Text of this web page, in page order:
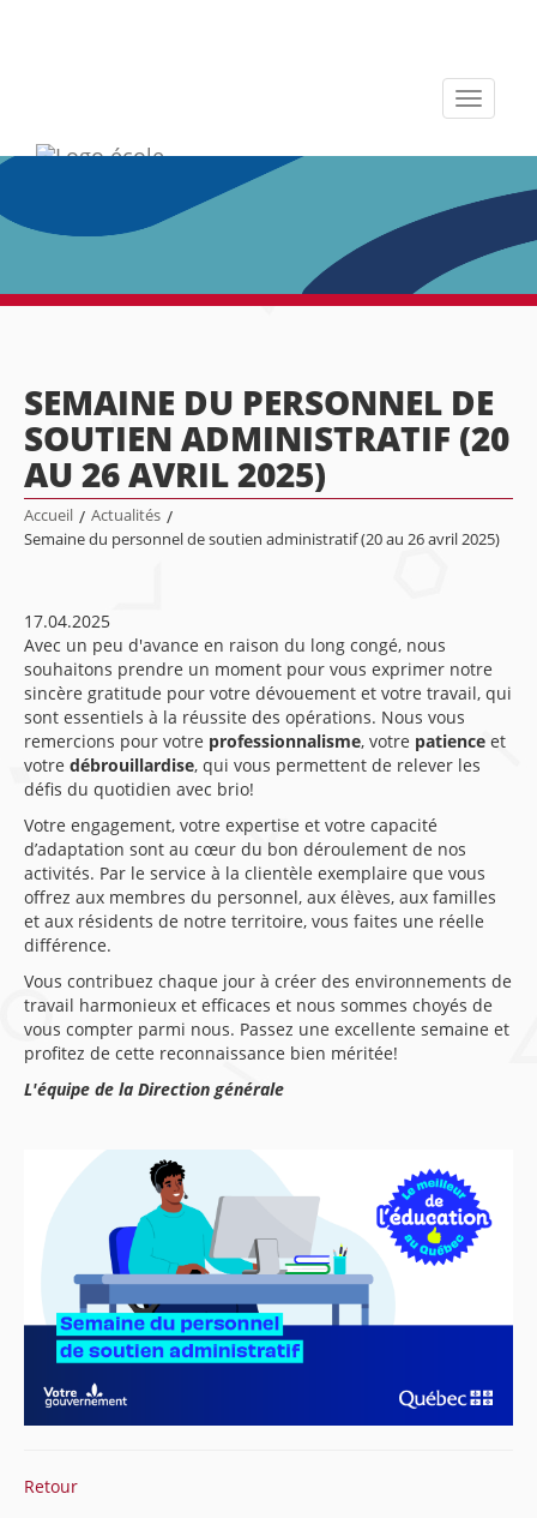
Toggle
SEMAINE DU PERSONNEL DE
SOUTIEN ADMINISTRATIF (20
AU 26 AVRIL 2025)
Accueil / Actualités /
Semaine du personnel de soutien administratif (20 au 26 avril 2025)
17.04.2025
Avec un peu d'avance en raison du long congé, nous
souhaitons prendre un moment pour vous exprimer notre
sincère gratitude pour votre dévouement et votre travail, qui
sont essentiels à la réussite des opérations. Nous vous
remercions pour votre professionnalisme, votre patience et
votre débrouillardise, qui vous permettent de relever les
défis du quotidien avec brio!
Votre engagement, votre expertise et votre capacité
d’adaptation sont au cœur du bon déroulement de nos
activités. Par le service à la clientèle exemplaire que vous
offrez aux membres du personnel, aux élèves, aux familles
et aux résidents de notre territoire, vous faites une réelle
différence.
Vous contribuez chaque jour à créer des environnements de
travail harmonieux et efficaces et nous sommes choyés de
vous compter parmi nous. Passez une excellente semaine et
profitez de cette reconnaissance bien méritée!
L'équipe de la Direction générale
Retour